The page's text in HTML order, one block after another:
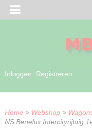
Inloggen Registreren
Home > Webshop >
NS Benelux Intercityrijtuig